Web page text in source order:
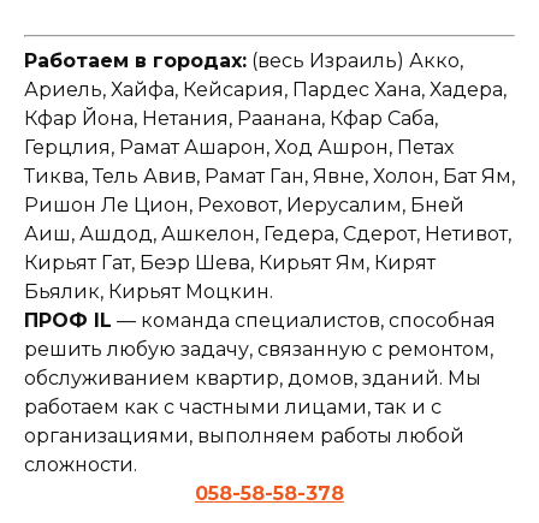
Работаем в городах: (весь Израиль) Акко,
Ариель, Хайфа, Кейсария, Пардес Хана, Хадера,
Кфар Йона, Нетания, Раанана, Кфар Саба,
Герцлия, Рамат Ашарон, Ход Ашрон, Петах
Тиква, Тель Авив, Рамат Ган, Явне, Холон, Бат Ям,
Ришон Ле Цион, Реховот, Иерусалим, Бней
Аиш, Ашдод, Ашкелон, Гедера, Сдерот, Нетивот,
Кирьят Гат, Беэр Шева, Кирьят Ям, Кирят
Бьялик, Кирьят Моцкин.
ПРОФ IL — команда специалистов, способная
решить любую задачу, связанную с ремонтом,
обслуживанием квартир, домов, зданий. Мы
работаем как с частными лицами, так и с
организациями, выполняем работы любой
сложности.
058-58-58-378